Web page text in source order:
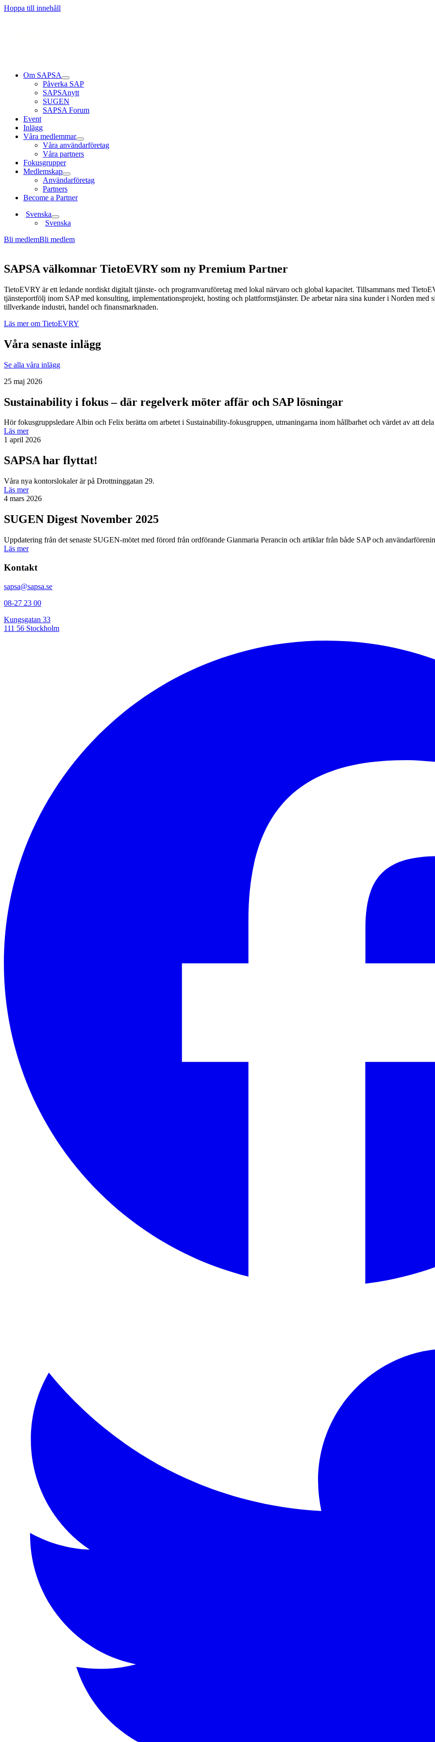
Hoppa till innehåll
Om SAPSA
Påverka SAP
SAPSAnytt
SUGEN
SAPSA Forum
Event
Inlägg
Våra medlemmar
Våra användarföretag
Våra partners
Fokusgrupper
Medlemskap
Användarföretag
Partners
Become a Partner
Svenska
Svenska
Bli medlemBli medlem
SAPSA välkomnar TietoEVRY som ny Premium Partner
TietoEVRY är ett ledande nordiskt digitalt tjänste- och programvaruföretag med lokal närvaro och global kapacitet. Tillsammans med
tjänsteportfölj inom SAP med konsulting, implementationsprojekt, hosting och plattformstjänster. De arbetar nära sina kunder i Norden
tillverkande industri, handel och finansmarknaden.
Läs mer om TietoEVRY
Våra senaste inlägg
Se alla våra inlägg
25 maj 2026
Sustainability i fokus – där regelverk möter affär och SAP lösningar
Hör fokusgruppsledare Albin och Felix berätta om arbetet i Sustainability-fokusgruppen, utmaningarna inom hållbarhet och värdet av att
Läs mer
1 april 2026
SAPSA har flyttat!
Våra nya kontorslokaler är på Drottninggatan 29.
Läs mer
4 mars 2026
SUGEN Digest November 2025
Uppdatering från det senaste SUGEN-mötet med förord från ordförande Gianmaria Perancin och artiklar från både SAP och
Läs mer
Kontakt
sapsa@sapsa.se
08-27 23 00
Kungsgatan 33
111 56 Stockholm